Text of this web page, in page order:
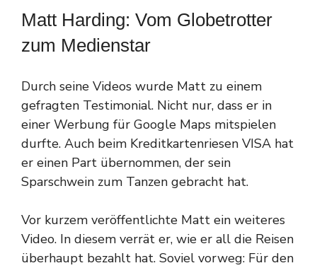
Matt Harding: Vom Globetrotter
zum Medienstar
Durch seine Videos wurde Matt zu einem
gefragten Testimonial. Nicht nur, dass er in
einer Werbung für Google Maps mitspielen
durfte. Auch beim Kreditkartenriesen VISA hat
er einen Part übernommen, der sein
Sparschwein zum Tanzen gebracht hat.
Vor kurzem veröffentlichte Matt ein weiteres
Video. In diesem verrät er, wie er all die Reisen
überhaupt bezahlt hat. Soviel vorweg: Für den